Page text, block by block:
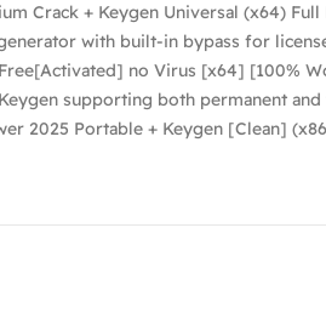
Crack + Keygen Universal (x64) Full
with built-in bypass for
no Virus [x64] [100%
Keygen supporting both permanent and
2025 Portable + Keygen [Clean]